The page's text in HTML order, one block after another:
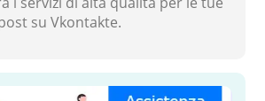
su Vkontakte.